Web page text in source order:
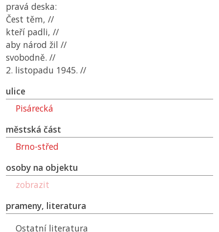
pravá deska:
Čest těm, //
kteří padli, //
aby národ žil //
svobodně. //
2. listopadu 1945. //
ulice
Pisárecká
městská část
Brno-střed
osoby na objektu
zobrazit
prameny, literatura
Ostatní literatura